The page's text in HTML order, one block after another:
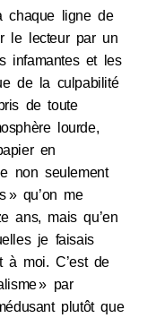
chaque ligne de
le lecteur par un
infamantes et les
de la culpabilité
de toute
lourde,
en
non seulement
» qu’on me
ans, mais qu’en
je faisais
à moi. C’est de
» par
plutôt que